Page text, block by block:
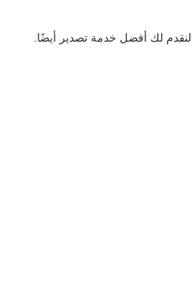
لك أفضل خدمة تصدير أيضًا.